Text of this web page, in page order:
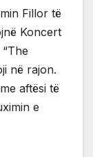
Fillor të
Koncert
në rajon.
aftësi të
e